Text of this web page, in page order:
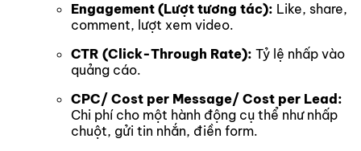
Engagement (Lượt tương tác): Like, share,
comment, lượt xem video.
CTR (Click-Through Rate): Tỷ lệ nhấp vào
quảng cáo.
CPC/ Cost per Message/ Cost per Lead:
Chi phí cho một hành động cụ thể như nhấp
chuột, gửi tin nhắn, điền form.